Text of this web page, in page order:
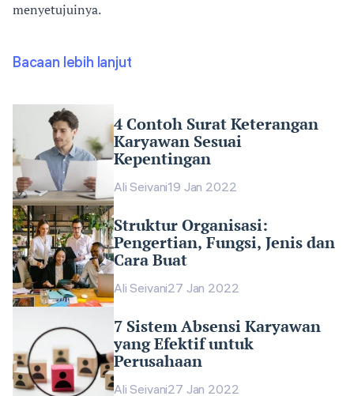
menyetujuinya.
Bacaan lebih lanjut
4 Contoh Surat Keterangan
Karyawan Sesuai
Kepentingan
Ali Seivani19 Jan 2022
Struktur Organisasi:
Pengertian, Fungsi, Jenis dan
Cara Buat
Ali Seivani27 Jan 2022
7 Sistem Absensi Karyawan
yang Efektif untuk
Perusahaan
Ali Seivani27 Jan 2022